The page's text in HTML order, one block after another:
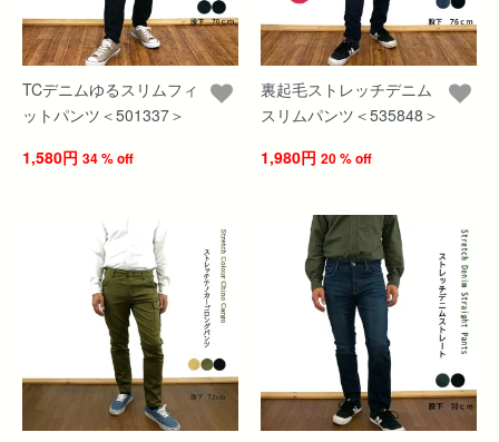
TCデニムゆるスリムフィ
ットパンツ＜501337＞
1,580円 34 % off
裏起毛ストレッチデニム
スリムパンツ＜535848＞
1,980円 20 % off